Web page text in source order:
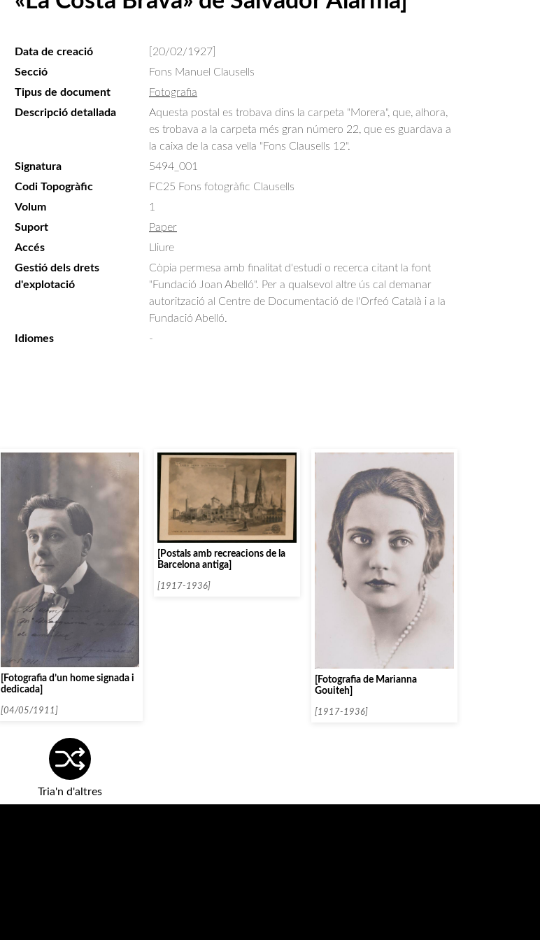
Data de creació
[20/02/1927]
Secció
Fons Manuel Clausells
Tipus de document
Fotografia
Descripció detallada
Aquesta postal es trobava dins la carpeta "Morera", que, alhora,
es trobava a la carpeta més gran número 22, que es guardava a
la caixa de la casa vella "Fons Clausells 12".
Signatura
5494_001
Codi Topogràfic
FC25 Fons fotogràfic Clausells
Volum
1
Suport
Paper
Accés
Lliure
Gestió dels drets
d'explotació
Còpia permesa amb finalitat d'estudi o recerca citant la font
"Fundació Joan Abelló". Per a qualsevol altre ús cal demanar
autorització al Centre de Documentació de l'Orfeó Català i a la
Fundació Abelló.
Idiomes
-
[Fotografia d’un home signada i
dedicada]
[04/05/1911]
[Postals amb recreacions de la
Barcelona antiga]
[1917-1936]
[Fotografia de Marianna
Gouiteh]
[1917-1936]
Tria'n d'altres